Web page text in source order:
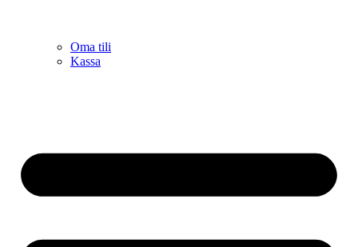
Oma tili
Kassa